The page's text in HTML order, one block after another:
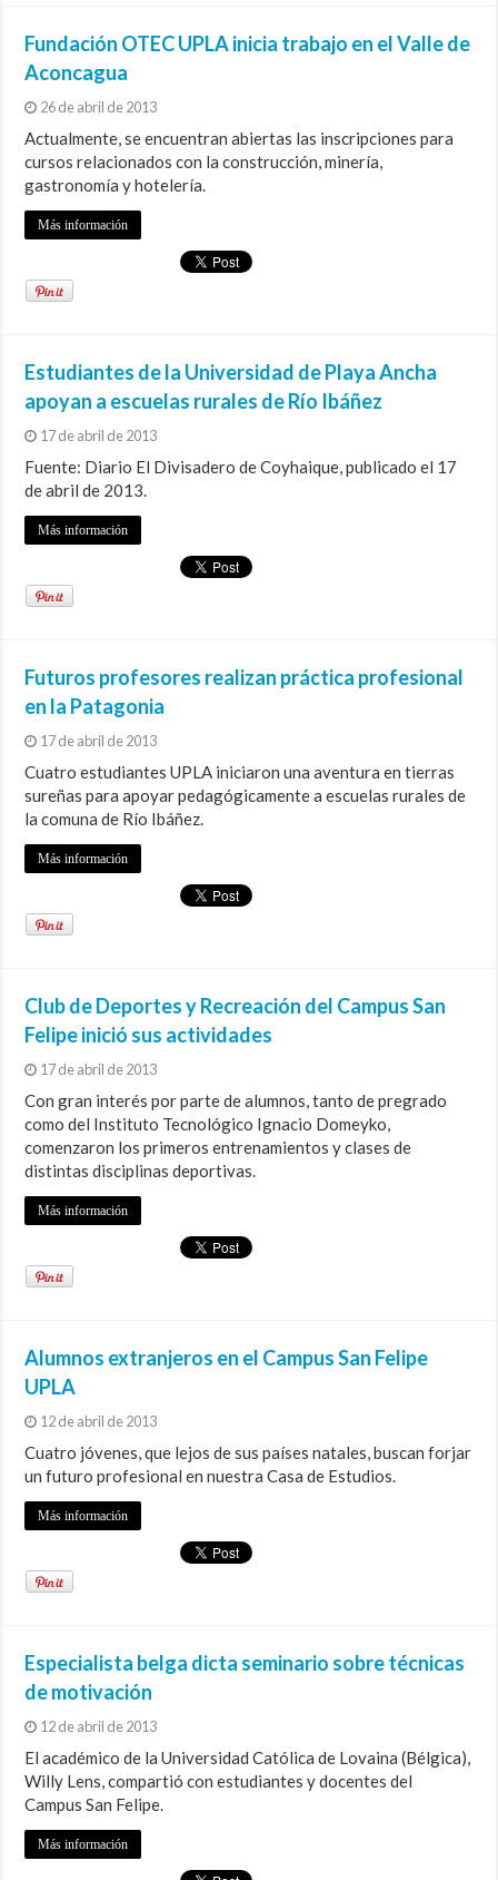
Fundación OTEC UPLA inicia trabajo en el Valle de
Aconcagua
26 de abril de 2013
Actualmente, se encuentran abiertas las inscripciones para
cursos relacionados con la construcción, minería,
gastronomía y hotelería.
Más información
Estudiantes de la Universidad de Playa Ancha
apoyan a escuelas rurales de Río Ibáñez
17 de abril de 2013
Fuente: Diario El Divisadero de Coyhaique, publicado el 17
de abril de 2013.
Más información
Futuros profesores realizan práctica profesional
en la Patagonia
17 de abril de 2013
Cuatro estudiantes UPLA iniciaron una aventura en tierras
sureñas para apoyar pedagógicamente a escuelas rurales de
la comuna de Río Ibáñez.
Más información
Club de Deportes y Recreación del Campus San
Felipe inició sus actividades
17 de abril de 2013
Con gran interés por parte de alumnos, tanto de pregrado
como del Instituto Tecnológico Ignacio Domeyko,
comenzaron los primeros entrenamientos y clases de
distintas disciplinas deportivas.
Más información
Alumnos extranjeros en el Campus San Felipe
UPLA
12 de abril de 2013
Cuatro jóvenes, que lejos de sus países natales, buscan forjar
un futuro profesional en nuestra Casa de Estudios.
Más información
Especialista belga dicta seminario sobre técnicas
de motivación
12 de abril de 2013
El académico de la Universidad Católica de Lovaina (Bélgica),
Willy Lens, compartió con estudiantes y docentes del
Campus San Felipe.
Más información